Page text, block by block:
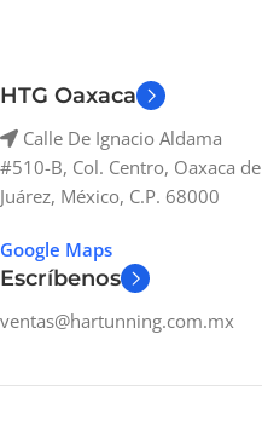
HTG Oaxaca
Calle De Ignacio Aldama
#510-B, Col. Centro, Oaxaca de
Juárez, México, C.P. 68000
Google Maps
Escríbenos
ventas@hartunning.com.mx